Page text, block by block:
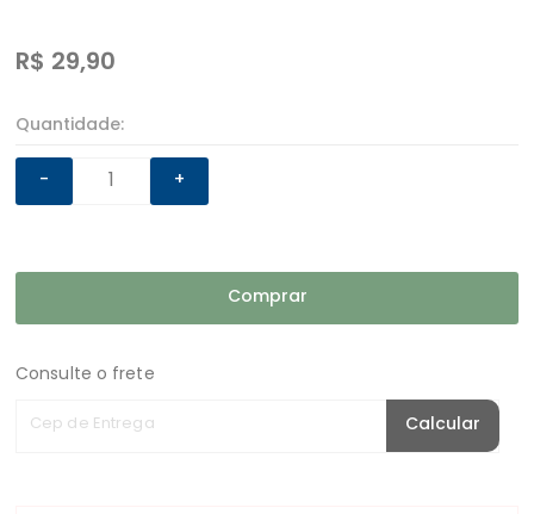
R$ 29,90
Quantidade:
-
+
Comprar
Consulte o frete
Cep de Entrega Calcular